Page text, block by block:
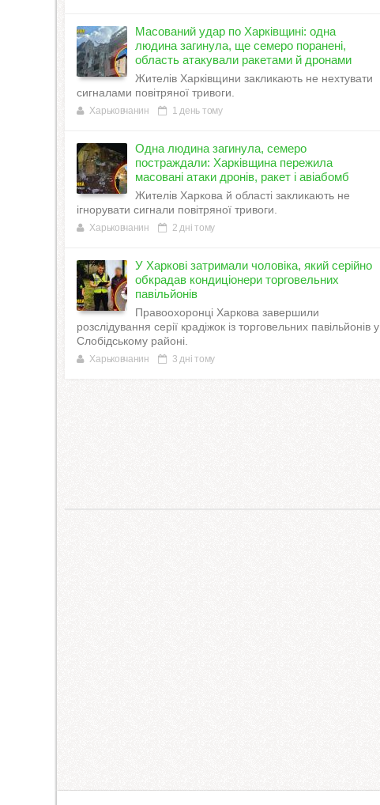
Масований удар по Харківщині: одна
людина загинула, ще семеро поранені,
область атакували ракетами й дронами
Жителів Харківщини закликають не нехтувати
сигналами повітряної тривоги.
Харьковчанин 1 день тому
Одна людина загинула, семеро
постраждали: Харківщина пережила
масовані атаки дронів, ракет і авіабомб
Жителів Харкова й області закликають не
ігнорувати сигнали повітряної тривоги.
Харьковчанин 2 дні тому
У Харкові затримали чоловіка, який серійно
обкрадав кондиціонери торговельних
павільйонів
Правоохоронці Харкова завершили
розслідування серії крадіжок із торговельних павільйонів у
Слобідському районі.
Харьковчанин 3 дні тому